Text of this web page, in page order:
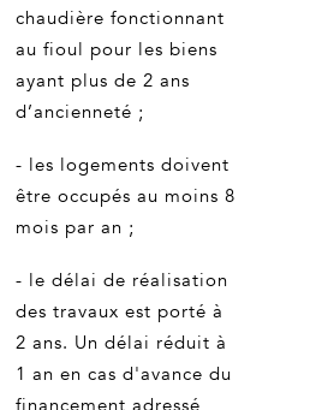
chaudière fonctionnant
au fioul pour les biens
ayant plus de 2 ans
d’ancienneté ;
- les logements doivent
être occupés au moins 8
mois par an ;
- le délai de réalisation
des travaux est porté à
2 ans. Un délai réduit à
1 an en cas d'avance du
financement adressé